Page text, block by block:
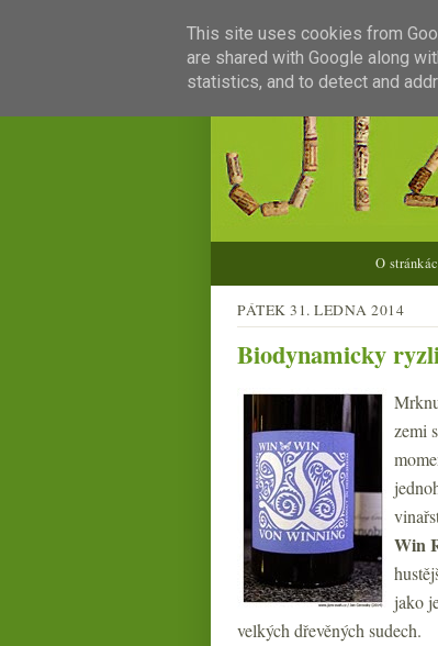
O
PÁTEK 31. LEDNA 2014
Biodynamicky
zemi
Win
jako
velkých dřevěných sudech.
This site uses cookies from
are shared with Google along
statistics, and to detect and